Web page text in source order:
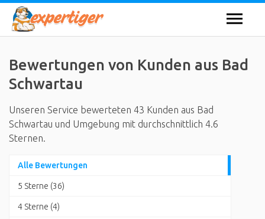
Bewertungen von Kunden aus Bad
Schwartau
Unseren Service bewerteten 43 Kunden aus Bad
Schwartau und Umgebung mit durchschnittlich 4.6
Sternen.
Alle Bewertungen
5 Sterne (36)
4 Sterne (4)